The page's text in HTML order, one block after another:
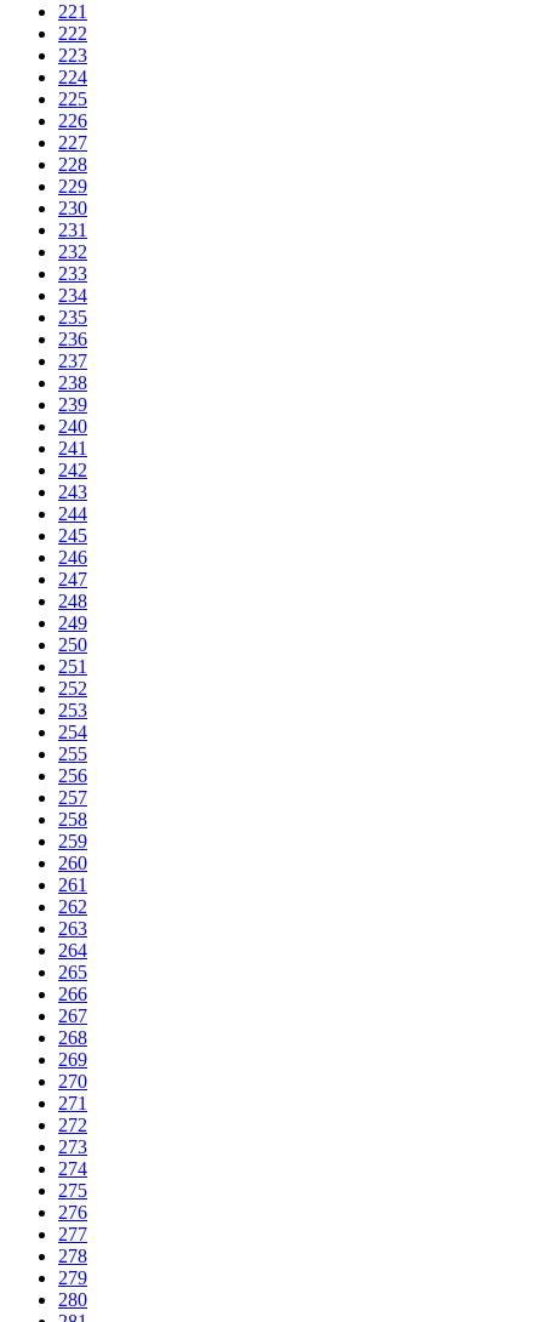
221
222
223
224
225
226
227
228
229
230
231
232
233
234
235
236
237
238
239
240
241
242
243
244
245
246
247
248
249
250
251
252
253
254
255
256
257
258
259
260
261
262
263
264
265
266
267
268
269
270
271
272
273
274
275
276
277
278
279
280